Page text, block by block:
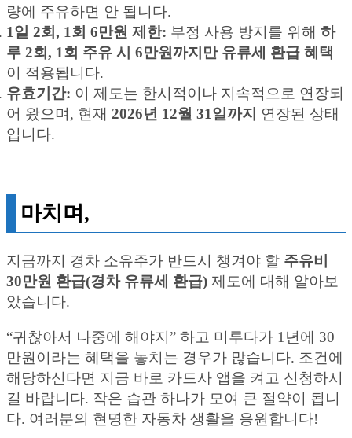
량에 주유하면 안 됩니다.
1일 2회, 1회 6만원 제한: 부정 사용 방지를 위해 하
루 2회, 1회 주유 시 6만원까지만 유류세 환급 혜택
이 적용됩니다.
유효기간: 이 제도는 한시적이나 지속적으로 연장되
어 왔으며, 현재 2026년 12월 31일까지 연장된 상태
입니다.
마치며,
지금까지 경차 소유주가 반드시 챙겨야 할 주유비
30만원 환급(경차 유류세 환급) 제도에 대해 알아보
았습니다.
“귀찮아서 나중에 해야지” 하고 미루다가 1년에 30
만원이라는 혜택을 놓치는 경우가 많습니다. 조건에
해당하신다면 지금 바로 카드사 앱을 켜고 신청하시
길 바랍니다. 작은 습관 하나가 모여 큰 절약이 됩니
다. 여러분의 현명한 자동차 생활을 응원합니다!